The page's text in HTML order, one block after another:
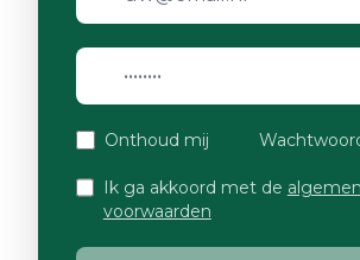
Onthoud mij
Ik ga akkoord met de
voorwaarden